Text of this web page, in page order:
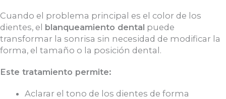
Cuando el problema principal es el color de los
dientes, el blanqueamiento dental puede
transformar la sonrisa sin necesidad de modificar la
forma, el tamaño o la posición dental.
Este tratamiento permite:
Aclarar el tono de los dientes de forma